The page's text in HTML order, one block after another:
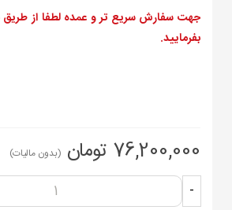
جهت سفارش سریع تر و عمده لطفا از طریق
بفرمایید.
76,200,000 تومان (بدون مالیات)
-